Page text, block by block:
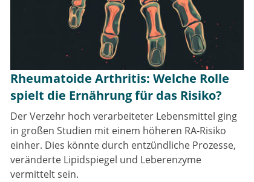
Rheumatoide Arthritis: Welche Rolle
spielt die Ernährung für das Risiko?
Der Verzehr hoch verarbeiteter Lebensmittel ging
in großen Studien mit einem höheren RA-Risiko
einher. Dies könnte durch entzündliche Prozesse,
veränderte Lipidspiegel und Leberenzyme
vermittelt sein.